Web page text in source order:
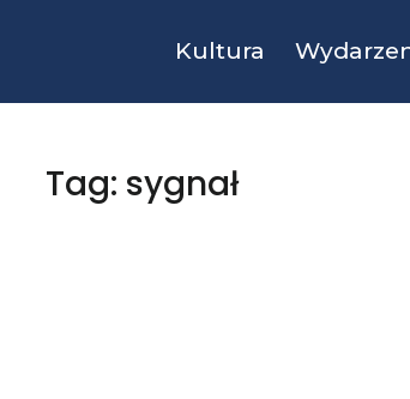
Kultura
Tag: sygnał